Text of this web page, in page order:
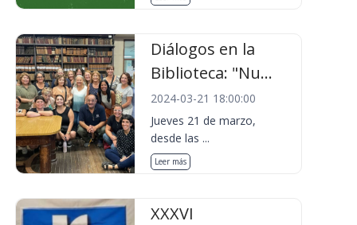
Diálogos en la
Biblioteca: "Nu...
2024-03-21 18:00:00
Jueves 21 de marzo,
desde las ...
Leer más
XXXVI